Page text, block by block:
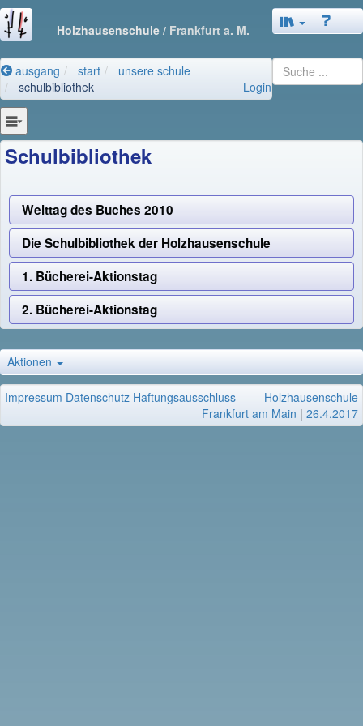
Holzhausenschule / Frankfurt a. M.
ausgang start
unsere schule
schulbibliothek
Login
Schulbibliothek
Welttag des Buches 2010
Die Schulbibliothek der Holzhausenschule
1. Bücherei-Aktionstag
2. Bücherei-Aktionstag
Aktionen
Impressum Datenschutz Haftungsausschluss
Holzhausenschule
Frankfurt am Main | 26.4.2017